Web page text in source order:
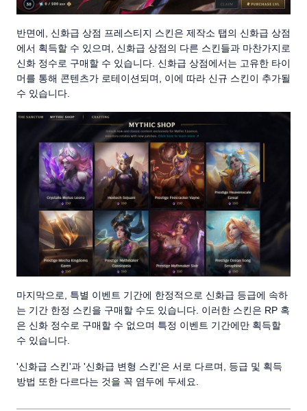
반면에, 신화급 상점 프레스티지 스킨은 제작소 탭의 신화급 상점
에서 획득할 수 있으며, 신화급 상점의 다른 스킨들과 마찬가지로
신화 정수로 구매할 수 있습니다. 신화급 상점에서는 고유한 타이
머를 통해 콘텐츠가 로테이션되며, 이에 따라 신규 스킨이 추가될
수 있습니다.
마지막으로, 특별 이벤트 기간에 한정적으로 신화급 등급에 속하
는 기간 한정 스킨을 구매할 수도 있습니다. 이러한 스킨은 RP 혹
은 신화 정수로 구매할 수 없으며 특정 이벤트 기간에만 획득할
수 있습니다.
'신화급 스킨'과 '신화급 변형 스킨'은 서로 다르며, 등급 및 획득
방법 또한 다르다는 것을 꼭 염두에 두세요.